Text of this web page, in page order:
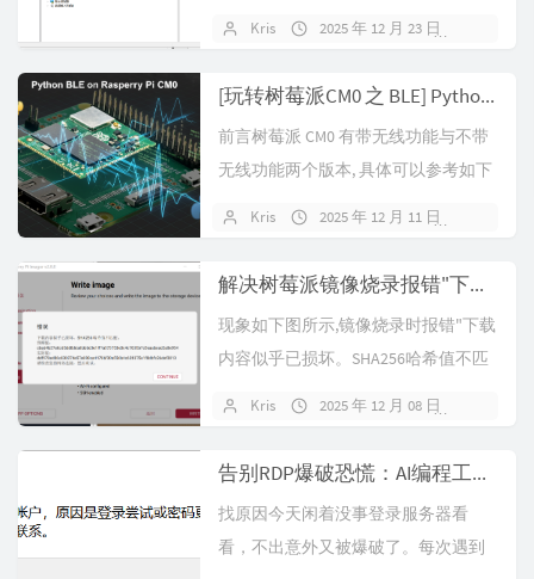
Kris 2025 年 12 月 23 日
[玩转树莓派CM0 之 BLE] Python 与 BLE 设备通信指南 -- P1
前言树莓派 CM0 有带无线功能与不带
无线功能两个版本, 具体可以参考如下
Kris 2025 年 12 月 11 日
解决树莓派镜像烧录报错"下载内容似乎已损坏。SHA256哈希值不匹配。"
现象如下图所示,镜像烧录时报错"下载
内容似乎已损坏。SHA256哈希值不匹
Kris 2025 年 12 月 08 日
告别RDP爆破恐慌：AI编程工具5步打造实时IP白名单系统
找原因今天闲着没事登录服务器看
看，不出意外又被爆破了。每次遇到